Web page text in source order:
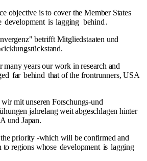
objective is to cover the Member States
development is lagging behind .
betrifft Mitgliedstaaten und
years our work in research and
far behind that of the frontrunners, USA
mit unseren Forschungs-und
jahrelang weit abgeschlagen hinter
und Japan.
priority -which will be confirmed and
to regions whose development is lagging